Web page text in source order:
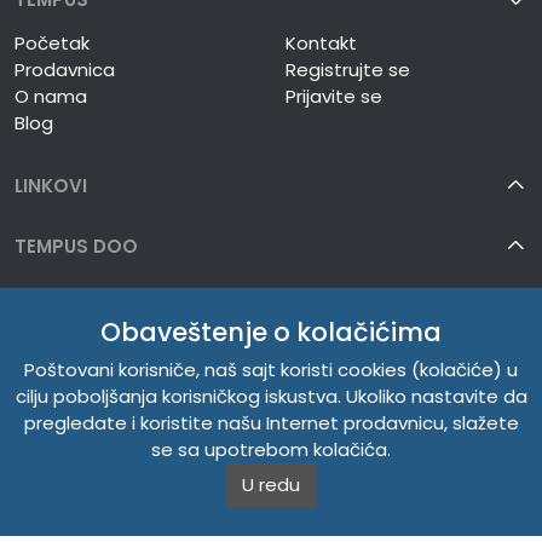
Početak
Prodavnica
O nama
Blog
Kontakt
Registrujte se
Prijavite se
LINKOVI
TEMPUS DOO
O NAMA
Obaveštenje o kolačićima
Poštovani korisniče, naš sajt koristi cookies (kolačiće) u
cilju poboljšanja korisničkog iskustva. Ukoliko nastavite da
pregledate i koristite našu Internet prodavnicu, slažete
se sa upotrebom kolačića.
U redu